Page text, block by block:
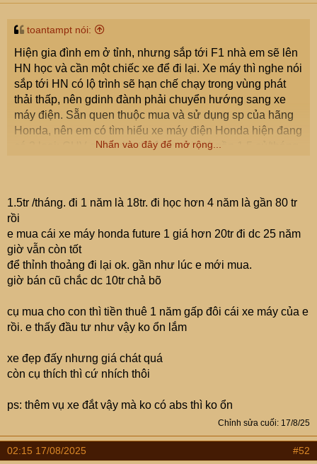
s
toantampt nói:
Hiện gia đình em ở tỉnh, nhưng sắp tới F1 nhà em sẽ lên
HN học và cần một chiếc xe để đi lại. Xe máy thì nghe nói
sắp tới HN có lộ trình sẽ hạn chế chạy trong vùng phát
thải thấp, nên gdinh đành phải chuyển hướng sang xe
máy điện. Sẵn quen thuộc mua và sử dụng sp của hãng
Honda, nên em có tìm hiểu xe máy điện Honda hiện đang
có 2 loại: CUV e chỉ cho thuê xe với giá gần 1.5 củ/tháng
hình 7inch tích hợp dẫn đường bằng bản đồ, rất phù hợp
với F1 chưa quen đường sá ở HN (nếu vào hầm hay ban
đêm, màn hình tự chuyển sang chế độ tối rất nhanh).
Ngoài ra, pin của xe có thể tháo rời xách lên nhà sạc
giống ICON e, cũng phù hợp với điều kiện thực tế chỗ
thuê không được sạc pin ở hầm. Xe có 3 chế độ lái, còn
cơ đặt ở bánh sau. Xe có thêm cổng sạc USB-C tiện sạc
đt.
ngăn chứa pin (2 cục) nên chứa đồ ko đc nhiều, 2 cục pin
thì cũng khá nặng (cỡ 10kg/quả), khi sạc pin thì phải có
không có ABS mà chỉ có phanh CBS.
Em muốn nhờ các cụ các mợ tư vấn có nên mua một
mẫu xe khác hay thuê CUV-e của Honda? Tks cccm !
Một số hình ảnh của CUV e mà em lượm lặt trên mạng
Nhấn vào đây để mở rộng...
1.5tr /tháng. đi 1 năm là 18tr. đi học hơn 4 năm là gần 80 tr
rồi
e mua cái xe máy honda future 1 giá hơn 20tr đi dc 25 năm
giờ vẫn còn tốt
để thỉnh thoảng đi lại ok. gần như lúc e mới mua.
giờ bán cũ chắc dc 10tr chả bõ
cụ mua cho con thì tiền thuê 1 năm gấp đôi cái xe máy của e
rồi. e thấy đầu tư như vậy ko ổn lắm
xe đẹp đấy nhưng giá chát quá
còn cụ thích thì cứ nhích thôi
ps: thêm vụ xe đắt vậy mà ko có abs thì ko ổn
Chỉnh sửa cuối: 17/8/25
02:15 17/08/2025 #52